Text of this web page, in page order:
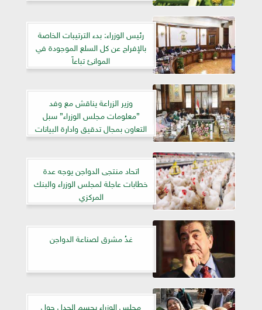
رئيس الوزراء: بدء الترتيبات الخاصة
بالإفراج عن كل السلع الموجودة في
الموانئ تباعاً
وزير الزراعة يناقش مع وفد
”معلومات مجلس الوزراء” سبل
التعاون بمجال تدقيق وادارة البيانات
اتحاد منتجى الدواجن يوجه عدة
خطابات عاجلة لمجلس الوزراء والبنك
المركزي
غدُ مشرق لصناعة الدواجن
مجلس الوزراء يحسم الجدل حول